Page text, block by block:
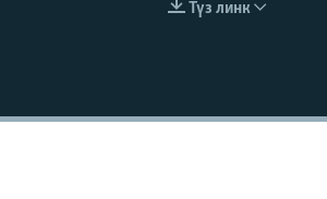
EMBED
Түз линк